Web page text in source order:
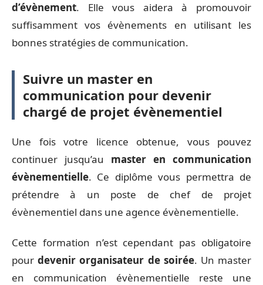
d’évènement. Elle vous aidera à promouvoir
suffisamment vos évènements en utilisant les
bonnes stratégies de communication.
Suivre un master en
communication pour devenir
chargé de projet évènementiel
Une fois votre licence obtenue, vous pouvez
continuer jusqu’au master en communication
évènementielle. Ce diplôme vous permettra de
prétendre à un poste de chef de projet
évènementiel dans une agence évènementielle.
Cette formation n’est cependant pas obligatoire
pourdevenir organisateur de soirée. Un master
en communication évènementielle reste une